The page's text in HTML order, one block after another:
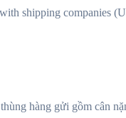
shipping companies
hàng gửi gồm cân